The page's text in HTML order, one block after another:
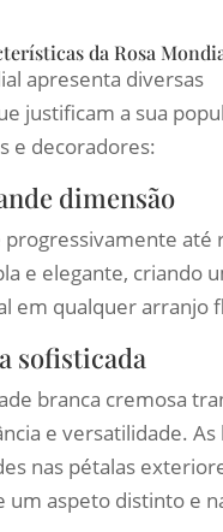
da Rosa
apresenta diversas
justificam a sua
e decoradores:
dimensão
progressivamente até
e elegante, criando
em qualquer arranjo
sofisticada
branca cremosa
e versatilidade. As
nas pétalas
um aspeto distinto e